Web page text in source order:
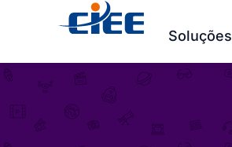
Soluções